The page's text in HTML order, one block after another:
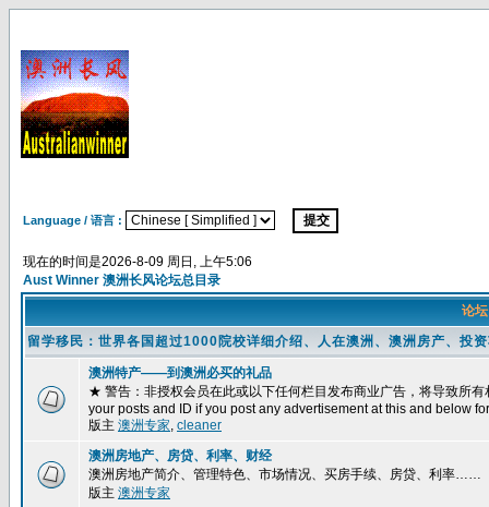
Language / 语言 :
现在的时间是2026-8-09 周日, 上午5:06
Aust Winner 澳洲长风论坛总目录
论
留学移民：世界各国超过1000院校详细介绍、人在澳洲、澳洲房产、
澳洲特产——到澳洲必买的礼品
★ 警告：非授权会员在此或以下任何栏目发布商业广告，将导致所
your posts and ID if you post any advertisement at this and below
版主 澳洲专家, cleaner
澳洲房地产、房贷、利率、财经
澳洲房地产简介、管理特色、市场情况、买房手续、房贷、利率……
版主 澳洲专家